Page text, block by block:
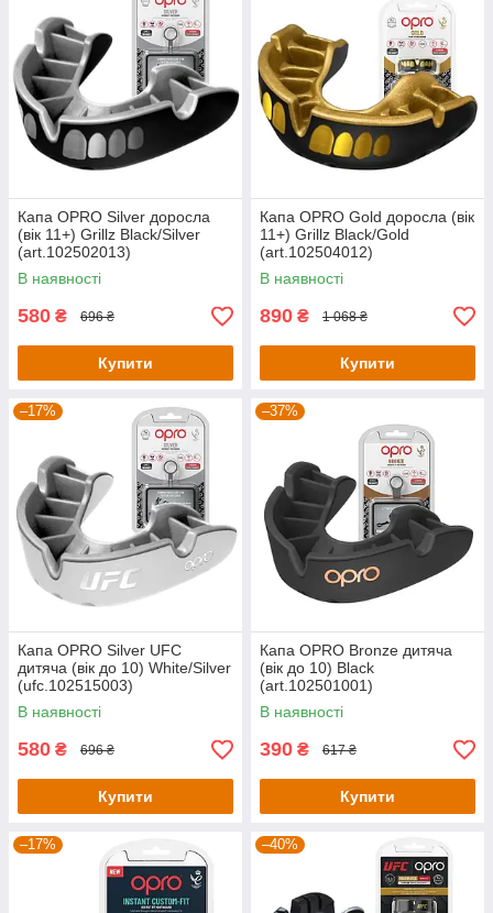
Капа OPRO Silver доросла
(вік 11+) Grillz Black/Silver
(art.102502013)
В наявності
580 ₴ 696 ₴
Купити
Капа OPRO Gold доросла (вік
11+) Grillz Black/Gold
(art.102504012)
В наявності
890 ₴ 1 068 ₴
Купити
–17%
Капа OPRO Silver UFC
дитяча (вік до 10) White/Silver
(ufc.102515003)
В наявності
580 ₴ 696 ₴
Купити
–37%
Капа OPRO Bronze дитяча
(вік до 10) Black
(art.102501001)
В наявності
390 ₴ 617 ₴
Купити
–17% –40%